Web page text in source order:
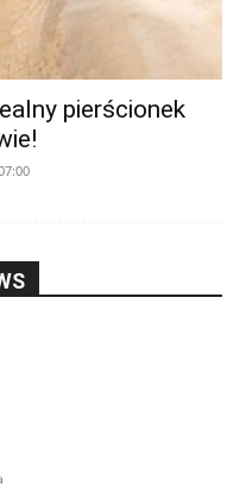
pierścionek